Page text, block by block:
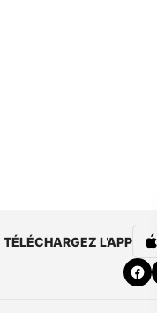
TÉLÉCHARGEZ L’APP